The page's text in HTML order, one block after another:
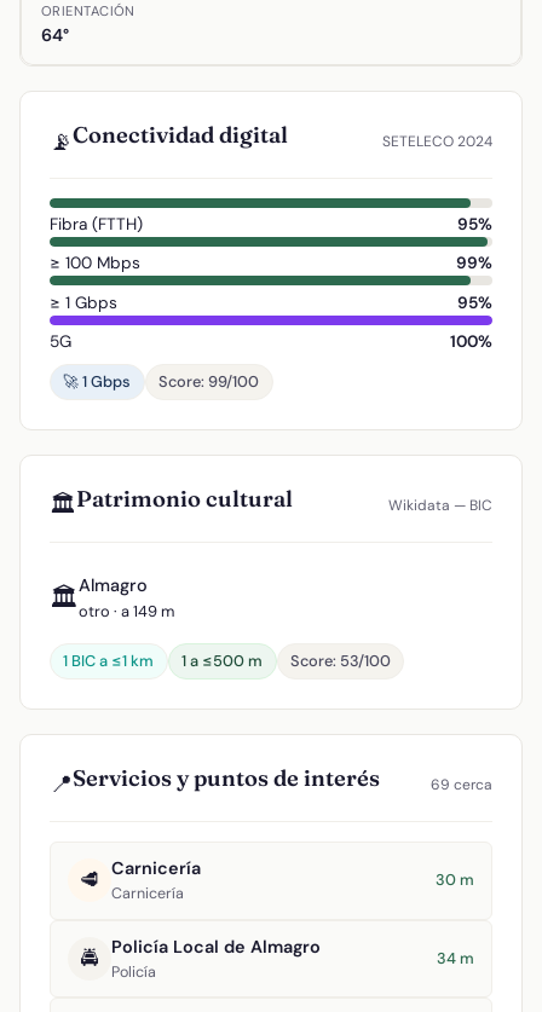
ORIENTACIÓN
64°
📡Conectividad digital SETELECO 2024
Fibra (FTTH)
95%
≥ 100 Mbps
99%
≥ 1 Gbps
95%
5G
100%
🚀 1 Gbps
Score: 99/100
🏛️Patrimonio cultural Wikidata — BIC
🏛️Almagro
otro · a 149 m
1 BIC a ≤1 km 1 a ≤500 m Score: 53/100
📍Servicios y puntos de interés 69 cerca
🥩 Carnicería
Carnicería
30 m
🚔 Policía Local de Almagro
Policía
34 m